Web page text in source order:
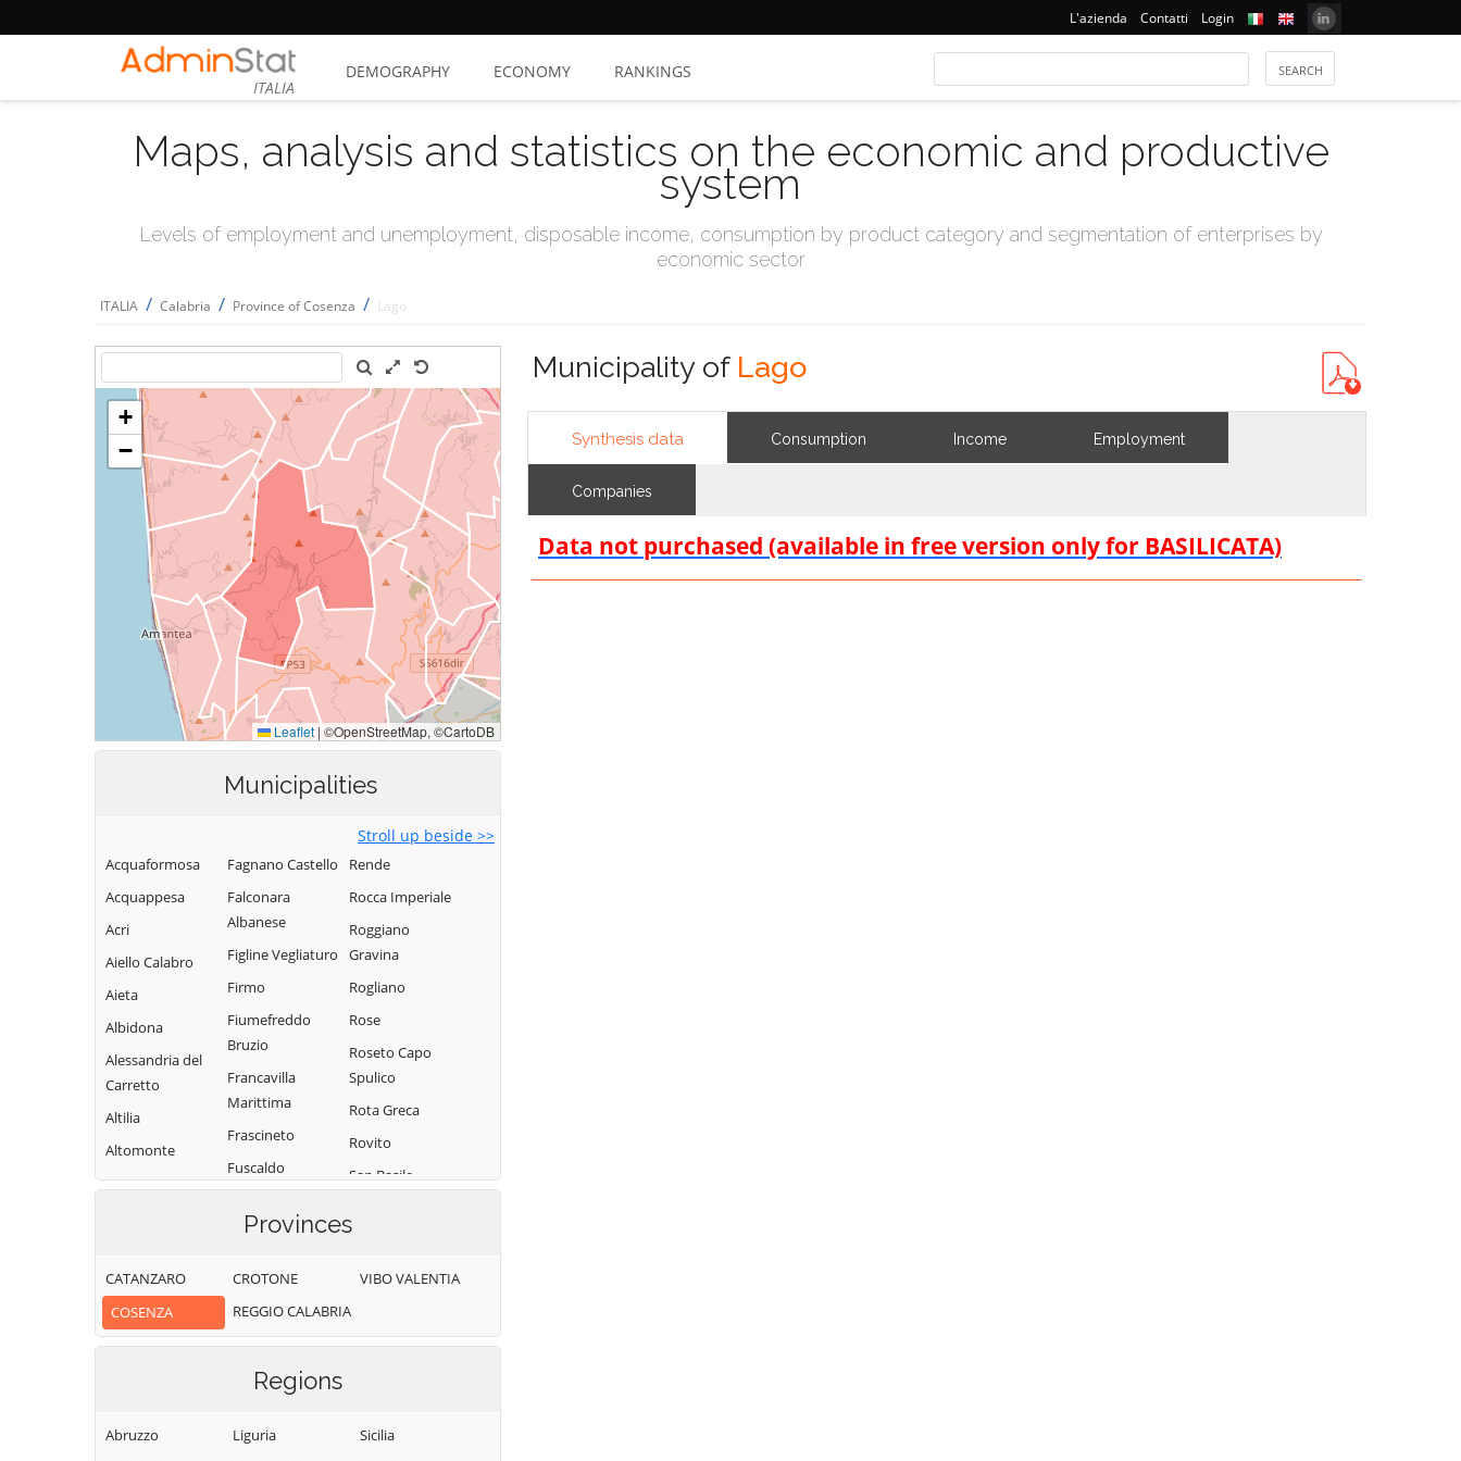
L'azienda Contatti Login
ITALIA
DEMOGRAPHY ECONOMY RANKINGS
Maps, analysis and statistics on the economic and productive
system
Levels of employment and unemployment, disposable income, consumption by product category and segmentation of enterprises by
economic sector
ITALIA / Calabria / Province of Cosenza / Lago
Municipalities
Stroll up beside >>
Acquaformosa
Acquappesa
Acri
Aiello Calabro
Aieta
Albidona
Alessandria del
Carretto
Altilia
Altomonte
Amantea
Belmonte
Calabro
Belsito
Bianchi
Fagnano Castello
Falconara
Albanese
Figline Vegliaturo
Firmo
Fiumefreddo
Bruzio
Francavilla
Marittima
Frascineto
Fuscaldo
Grisolia
Piemontese
Laino Castello
Rende
Rocca Imperiale
Roggiano
Gravina
Rogliano
Rose
Roseto Capo
Spulico
Rota Greca
Rovito
San Basile
Ullano
Albanese
San Demetrio
Corone
San Fili
Provinces
CATANZARO
COSENZA
CROTONE
REGGIO CALABRIA
VIBO VALENTIA
Regions
Abruzzo
Liguria
Sicilia
Municipality of Lago
Synthesis data Consumption Income Employment
Companies
Data not purchased (available in free version only for BASILICATA)